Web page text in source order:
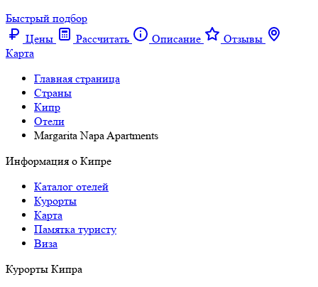
Быстрый подбор
Цены
Рассчитать Описание
Отзывы
Карта
Главная страница
Cтраны
Кипр
Отели
Margarita Napa Apartments
Информация о Кипре
Каталог отелей
Курорты
Карта
Памятка туристу
Виза
Курорты Кипра